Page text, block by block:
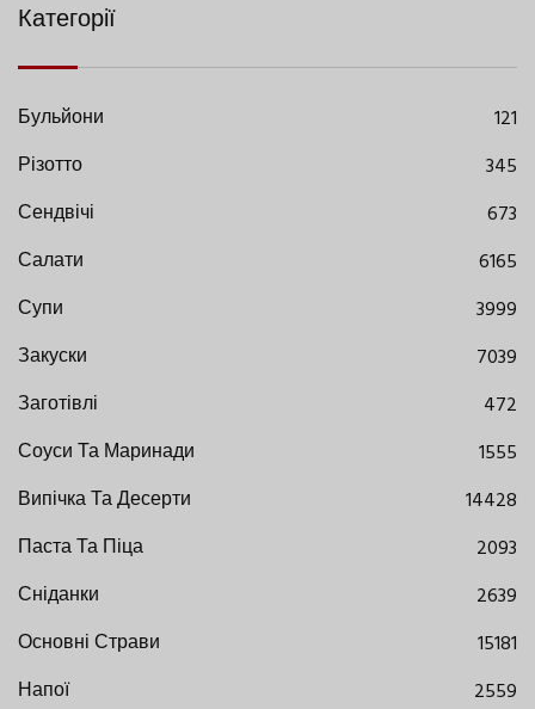
Категорії
Бульйони
121
Різотто
345
Сендвічі
673
Салати
6165
Супи
3999
Закуски
7039
Заготівлі
472
Соуси Та Маринади
1555
Випічка Та Десерти
14428
Паста Та Піца
2093
Сніданки
2639
Основні Страви
15181
Напої
2559